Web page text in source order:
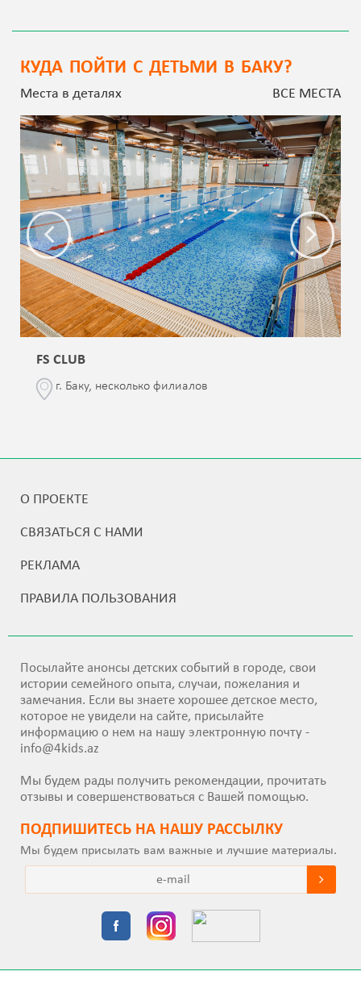
КУДА ПОЙТИ С ДЕТЬМИ В БАКУ?
Места в деталях ВСЕ МЕСТА
FS CLUB
г. Баку, несколько филиалов
О ПРОЕКТЕ
СВЯЗАТЬСЯ С НАМИ
РЕКЛАМА
ПРАВИЛА ПОЛЬЗОВАНИЯ
Посылайте анонсы детских событий в городе, свои
истории семейного опыта, случаи, пожелания и
замечания. Если вы знаете хорошее детское место,
которое не увидели на сайте, присылайте
информацию о нем на нашу электронную почту -
info@4kids.az
Мы будем рады получить рекомендации, прочитать
отзывы и совершенствоваться с Вашей помощью.
ПОДПИШИТEСЬ НА НАШУ РАССЫЛКУ
Мы будем присылать вам важные и лучшие материалы.